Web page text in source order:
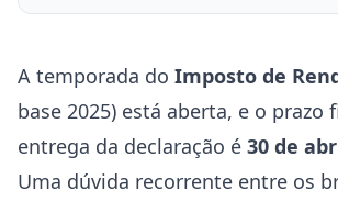
A temporada do Imposto de
base 2025) está aberta, e o prazo
entrega da declaração é 30 de
Uma dúvida recorrente entre os